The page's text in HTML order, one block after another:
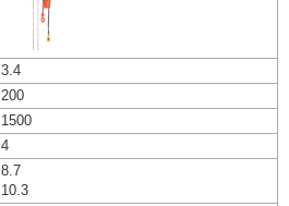
3.4
200
1500
4
8.7
10.3